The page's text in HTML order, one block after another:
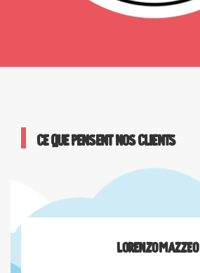
Ce que pensent nos clients
Lorenzo Mazzeo